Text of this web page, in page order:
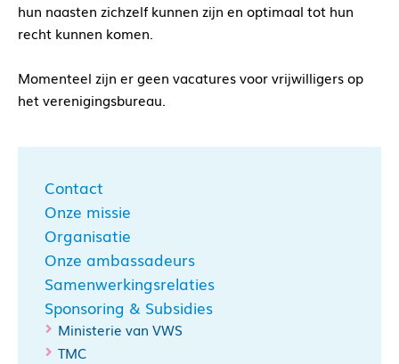
hun naasten zichzelf kunnen zijn en optimaal tot hun
recht kunnen komen.
Momenteel zijn er geen vacatures voor vrijwilligers op
het verenigingsbureau.
Contact
Onze missie
Organisatie
Onze ambassadeurs
Samenwerkingsrelaties
Sponsoring & Subsidies
Ministerie van VWS
TMC